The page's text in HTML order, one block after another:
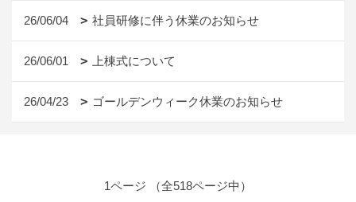
26/06/04 社員研修に伴う休業のお知らせ
26/06/01 上棟式について
26/04/23 ゴールデンウィーク休業のお知らせ
1ページ （全518ページ中）